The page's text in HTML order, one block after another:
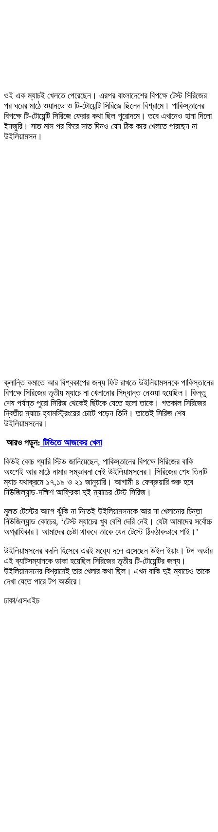
ওই এক ম্যাচই খেলতে পেরেছেন। এরপর বাংলাদেশের বিপক্ষে টেস্ট সিরিজের
পর ঘরের মাঠে ওয়ানডে ও টি-টোয়েন্টি সিরিজে ছিলেন বিশ্রামে। পাকিস্তানের
বিপক্ষে টি-টোয়েন্টি সিরিজে ফেরার কথা ছিল পুরোদমে। তবে এখানেও হানা দিলো
ইনজুরি। সাত মাস পর ফিরে সাত দিনও যেন ঠিক করে খেলতে পারছেন না
উইলিয়ামসন।
ক্লান্তি কমাতে আর বিশ্বকাপের জন্য ফিট রাখতে উইলিয়ামসনকে পাকিস্তানের
বিপক্ষে সিরিজের তৃতীয় ম্যাচে না খেলানোর সিদ্ধান্ত নেওয়া হয়েছিল। কিন্তু
শেষ পর্যন্ত পুরো সিরিজ থেকেই ছিটকে যেতে হলো তাকে। গতকাল সিরিজের
দ্বিতীয় ম্যাচে হ্যামস্ট্রিংয়ের চোটে পড়েন তিনি। তাতেই সিরিজ শেষ
উইলিয়ামসনের।
আরও পড়ুন: টিভিতে আজকের খেলা
কিউই কোচ গ্যারি স্টিড জানিয়েছেন, পাকিস্তানের বিপক্ষে সিরিজের বাকি
অংশেই আর মাঠে নামার সম্ভাবনা নেই উইলিয়ামসনের। সিরিজের শেষ তিনটি
ম্যাচ যথাক্রমে ১৭,১৯ ও ২১ জানুয়ারি। আগামী ৪ ফেব্রুয়ারি শুরু হবে
নিউজিল্যান্ড-দক্ষিণ আফ্রিকা দুই ম্যাচের টেস্ট সিরিজ।
মূলত টেস্টের আগে ঝুঁকি না নিতেই উইলিয়ামসনকে আর না খেলানোর চিন্তা
নিউজিল্যান্ড কোচের, ‘টেস্ট ম্যাচের খুব বেশি দেরি নেই। যেটা আমাদের সর্বোচ্চ
অগ্রাধিকার। আমাদের চেষ্টা থাকবে তাকে যেন টেস্টে ঠিকঠাকভাবে পাই।’
উইলিয়ামসনের বদলি হিসেবে এরই মধ্যে দলে এসেছেন উইল ইয়াং। টপ অর্ডার
এই ব্যাটসম্যানকে ডাকা হয়েছিল সিরিজের তৃতীয় টি-টোয়েন্টির জন্য।
উইলিয়ামসনের বিশ্রামেই তার খেলার কথা ছিল। এখন বাকি দুই ম্যাচেও তাকে
দেখা যেতে পারে টপ অর্ডারে।
ঢাকা/এসএইচ